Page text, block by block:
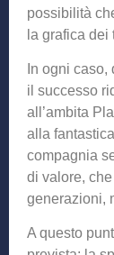
possibilità
la grafica dei
In ogni
il successo
all’ambita
alla
compagnia
di valore,
generazioni,
A questo